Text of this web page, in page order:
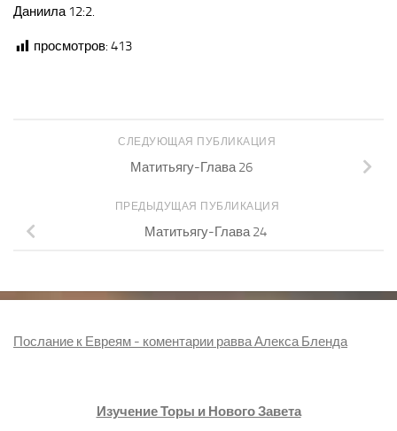
Даниила 12:2.
просмотров: 413
СЛЕДУЮЩАЯ ПУБЛИКАЦИЯ
Матитьягу-Глава 26
ПРЕДЫДУЩАЯ ПУБЛИКАЦИЯ
Матитьягу-Глава 24
Послание к Евреям - коментарии равва Алекса Бленда
Изучение Торы и Нового Завета